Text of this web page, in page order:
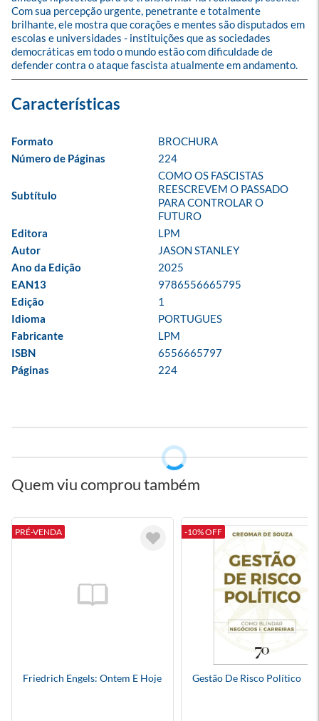
Com sua percepção urgente, penetrante e totalmente
brilhante, ele mostra que corações e mentes são disputados em
escolas e universidades - instituições que as sociedades
democráticas em todo o mundo estão com dificuldade de
defender contra o ataque fascista atualmente em andamento.
Formato
BROCHURA
Número de Páginas
224
Subtítulo
COMO OS FASCISTAS
REESCREVEM O PASSADO
PARA CONTROLAR O
FUTURO
Editora
LPM
Autor
JASON STANLEY
Ano da Edição
2025
EAN13
9786556665795
Edição
1
Idioma
PORTUGUES
Fabricante
LPM
ISBN
6556665797
Páginas
224
Quem viu comprou também
PRÉ-VENDA
Friedrich Engels: Ontem E Hoje
-10% OFF
Gestão De Risco Político